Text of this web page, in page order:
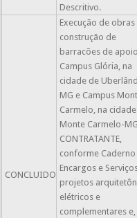
Descritivo.
CONCLUIDO
Execução de
construção de
barracões de
Campus Glória, na
cidade de
MG e Campus
Carmelo, na
Monte Carmelo-
CONTRATANTE,
conforme
Encargos e
projetos
elétricos e
complementares e,